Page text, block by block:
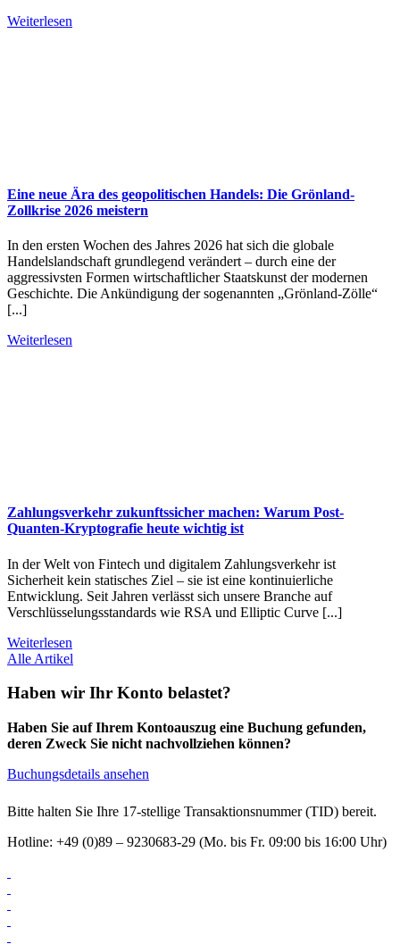
Weiterlesen
Eine neue Ära des geopolitischen Handels: Die Grönland-
Zollkrise 2026 meistern
In den ersten Wochen des Jahres 2026 hat sich die globale
Handelslandschaft grundlegend verändert – durch eine der
aggressivsten Formen wirtschaftlicher Staatskunst der modernen
Geschichte. Die Ankündigung der sogenannten „Grönland-Zölle“
[...]
Weiterlesen
Zahlungsverkehr zukunftssicher machen: Warum Post-
Quanten-Kryptografie heute wichtig ist
In der Welt von Fintech und digitalem Zahlungsverkehr ist
Sicherheit kein statisches Ziel – sie ist eine kontinuierliche
Entwicklung. Seit Jahren verlässt sich unsere Branche auf
Verschlüsselungsstandards wie RSA und Elliptic Curve [...]
Weiterlesen
Alle Artikel
Haben wir Ihr Konto belastet?
Haben Sie auf Ihrem Kontoauszug eine Buchung gefunden,
deren Zweck Sie nicht nachvollziehen können?
Buchungsdetails ansehen
Bitte halten Sie Ihre 17-stellige Transaktionsnummer (TID) bereit.
Hotline: +49 (0)89 – 9230683-29 (Mo. bis Fr. 09:00 bis 16:00 Uhr)